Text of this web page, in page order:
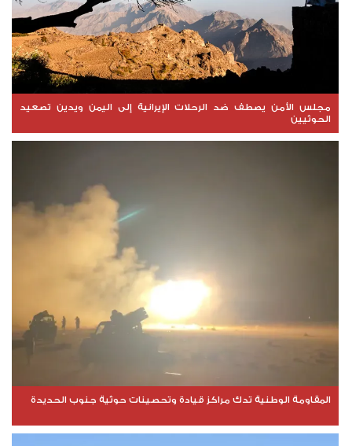
مجلس الأمن يصطف ضد الرحلات الإيرانية إلى اليمن ويدين تصعيد
الحوثيين
المقاومة الوطنية تدك مراكز قيادة وتحصينات حوثية جنوب الحديدة